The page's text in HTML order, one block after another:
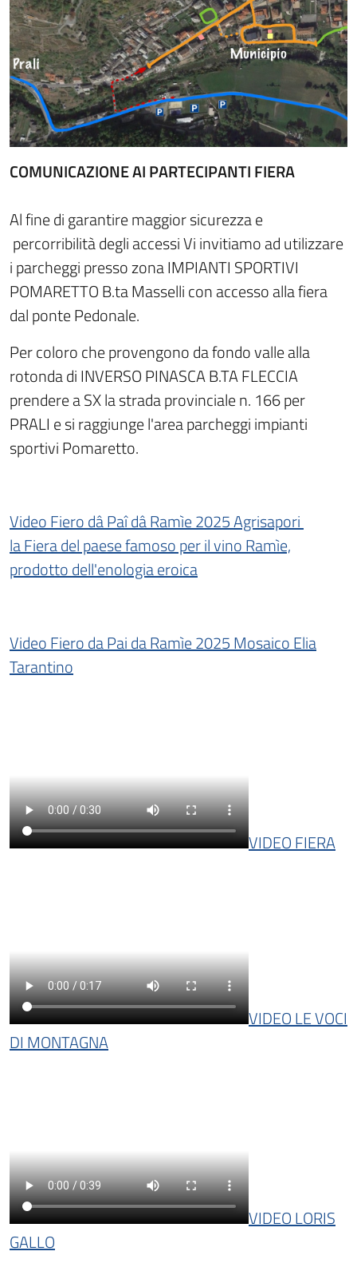
COMUNICAZIONE AI PARTECIPANTI FIERA
Al fine di garantire maggior sicurezza e
percorribilità degli accessi Vi invitiamo ad utilizzare
i parcheggi presso zona IMPIANTI SPORTIVI
POMARETTO B.ta Masselli con accesso alla fiera
dal ponte Pedonale.
Per coloro che provengono da fondo valle alla
rotonda di INVERSO PINASCA B.TA FLECCIA
prendere a SX la strada provinciale n. 166 per
PRALI e si raggiunge l'area parcheggi impianti
sportivi Pomaretto.
Video Fiero dâ Paî dâ Ramìe 2025 Agrisapori
la Fiera del paese famoso per il vino Ramìe,
prodotto dell'enologia eroica
Video Fiero da Pai da Ramìe 2025 Mosaico Elia
Tarantino
VIDEO FIERA
VIDEO LE VOCI
DI MONTAGNA
VIDEO LORIS
GALLO